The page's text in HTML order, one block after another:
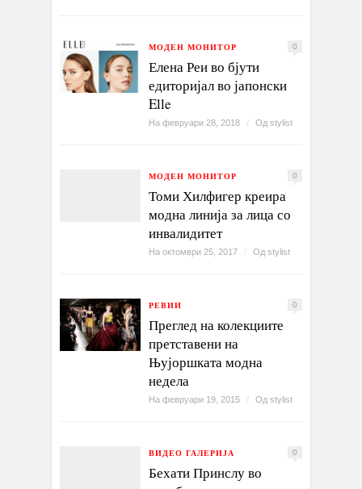
МОДЕН МОНИТОР 0
Елена Реи во бјути
едиторијал во јапонски
Elle
На февруари 28, 2018 / Од stylist
МОДЕН МОНИТОР 0
Томи Хилфигер креира
модна линија за лица со
инвалидитет
На октомври 25, 2017 / Од stylist
РЕВИИ 0
Преглед на колекциите
претставени на
Њујоршката модна
недела
На февруари 19, 2015 / Од stylist
ВИДЕО ГАЛЕРИЈА 0
Бехати Принслу во